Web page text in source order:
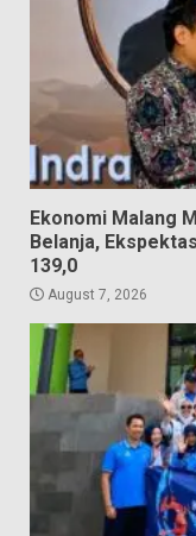
Ekonomi Malang
Belanja,
139,0
August 7, 2026